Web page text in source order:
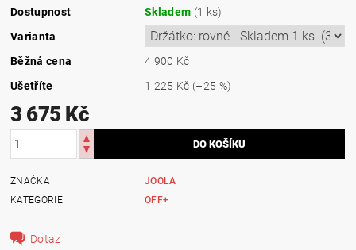
Dostupnost Skladem (1 ks)
Varianta
Běžná cena
4 900 Kč
Ušetříte
1 225 Kč (–25 %)
3 675 Kč
ZNAČKA
JOOLA
KATEGORIE
OFF+
Dotaz